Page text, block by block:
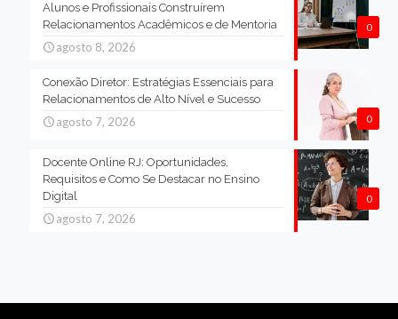
0
Alunos e Profissionais Construírem
Relacionamentos Acadêmicos e de Mentoria
agosto 8, 2026
0
Conexão Diretor: Estratégias Essenciais para
Relacionamentos de Alto Nível e Sucesso
agosto 7, 2026
0
Docente Online RJ: Oportunidades,
Requisitos e Como Se Destacar no Ensino
Digital
agosto 7, 2026